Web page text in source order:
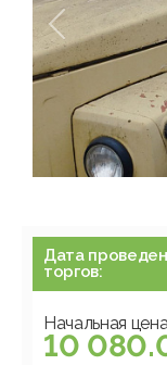
Дата
торгов:
Начальная
10